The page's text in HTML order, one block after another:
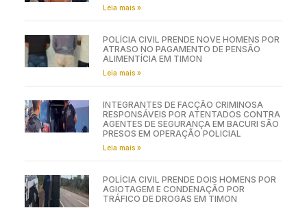
Leia mais »
POLÍCIA CIVIL PRENDE NOVE HOMENS POR
ATRASO NO PAGAMENTO DE PENSÃO
ALIMENTÍCIA EM TIMON
Leia mais »
INTEGRANTES DE FACÇÃO CRIMINOSA
RESPONSÁVEIS POR ATENTADOS CONTRA
AGENTES DE SEGURANÇA EM BACURI SÃO
PRESOS EM OPERAÇÃO POLICIAL
Leia mais »
POLÍCIA CIVIL PRENDE DOIS HOMENS POR
AGIOTAGEM E CONDENAÇÃO POR
TRÁFICO DE DROGAS EM TIMON